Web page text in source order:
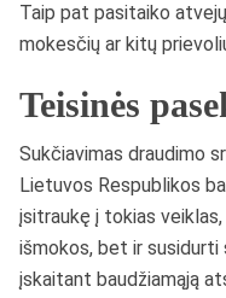
Taip pat pasitaiko
mokesčių ar kitų
Teisinės
Sukčiavimas draudimo
Lietuvos Respublikos
įsitraukę į tokias
išmokos, bet ir susidurti
įskaitant baudžiamąją